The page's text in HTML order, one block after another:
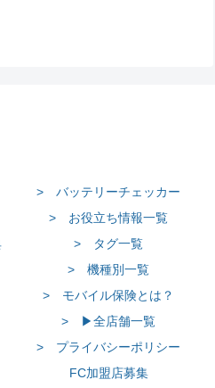
> バッテリーチェッカー
> お役立ち情報一覧
> タグ一覧
> 機種別一覧
> モバイル保険とは？
> ▶全店舗一覧
> プライバシーポリシー
FC加盟店募集